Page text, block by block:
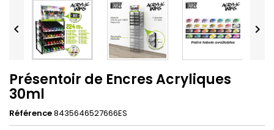
 
Présentoir de Encres Acryliques
30ml
Référence8435646527666ES